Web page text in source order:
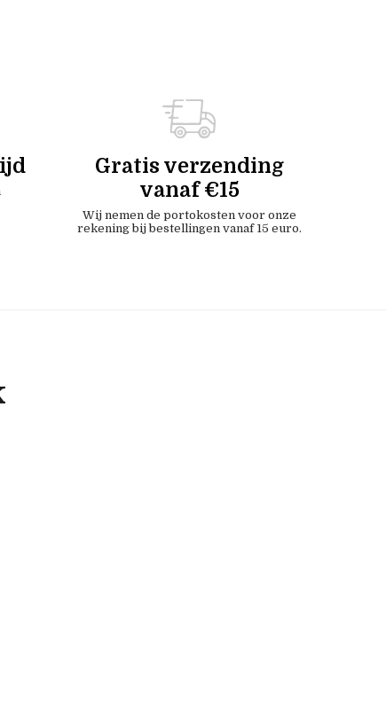
Gratis verzending
vanaf €15
Wij nemen de portokosten voor onze
rekening bij bestellingen vanaf 15 euro.